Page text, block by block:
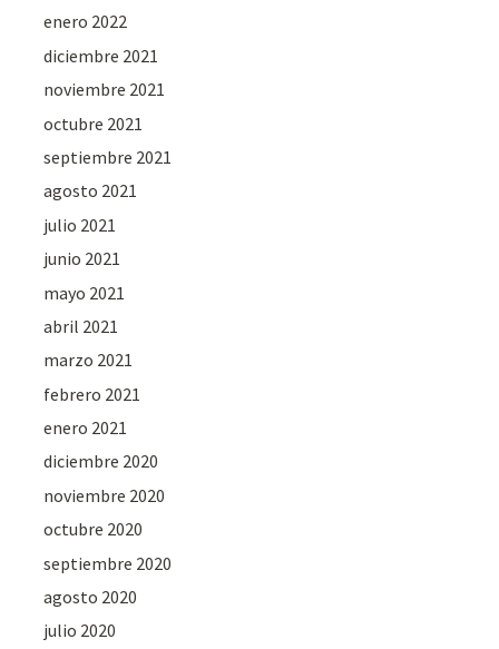
enero 2022
diciembre 2021
noviembre 2021
octubre 2021
septiembre 2021
agosto 2021
julio 2021
junio 2021
mayo 2021
abril 2021
marzo 2021
febrero 2021
enero 2021
diciembre 2020
noviembre 2020
octubre 2020
septiembre 2020
agosto 2020
julio 2020